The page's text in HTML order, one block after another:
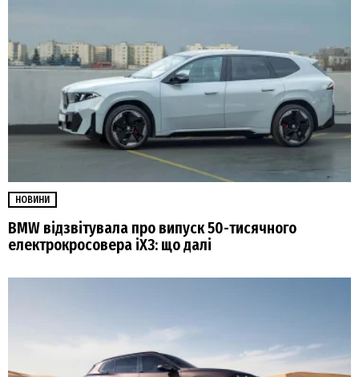
НОВИНИ
BMW відзвітувала про випуск 50-тисячного
електрокросовера iX3: що далі